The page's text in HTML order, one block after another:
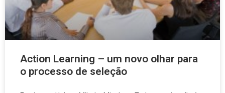
Action Learning – um novo olhar para
o processo de seleção